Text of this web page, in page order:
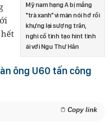
Mỹ nam hạng A bị mắng
"trà xanh" vì màn nói hớ rồi
khựng lại sượng trân,
nghi cố tình tạo hint tình
ái với Ngu Thư Hân
ông U60 tấn công
Copy link